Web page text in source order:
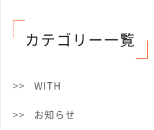
カテゴリー一覧
WITH
お知らせ